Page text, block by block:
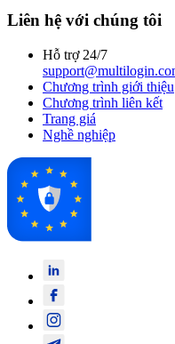
Liên hệ với chúng tôi
Hỗ trợ 24/7
Chương trình giới thiệu
Chương trình liên kết
Trang giá
Nghề nghiệp